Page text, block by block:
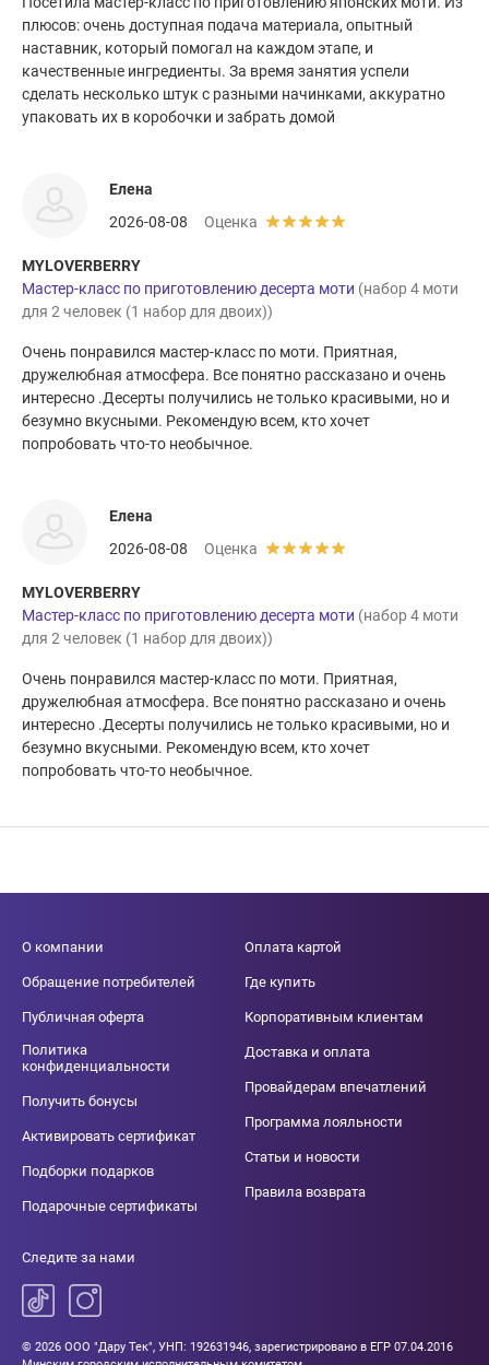
плюсов: очень доступная подача материала, опытный
наставник, который помогал на каждом этапе, и
качественные ингредиенты. За время занятия успели
сделать несколько штук с разными начинками, аккуратно
упаковать их в коробочки и забрать домой
Елена
2026-08-08
Оценка
MYLOVERBERRY
Мастер-класс по приготовлению десерта моти (набор 4 моти
для 2 человек (1 набор для двоих))
Очень понравился мастер-класс по моти. Приятная,
дружелюбная атмосфера. Все понятно рассказано и очень
интересно .Десерты получились не только красивыми, но и
безумно вкусными. Рекомендую всем, кто хочет
попробовать что-то необычное.
Елена
2026-08-08
Оценка
MYLOVERBERRY
Мастер-класс по приготовлению десерта моти (набор 4 моти
для 2 человек (1 набор для двоих))
Очень понравился мастер-класс по моти. Приятная,
дружелюбная атмосфера. Все понятно рассказано и очень
интересно .Десерты получились не только красивыми, но и
безумно вкусными. Рекомендую всем, кто хочет
попробовать что-то необычное.
О компании
Обращение потребителей
Публичная оферта
Политика
конфиденциальности
Получить бонусы
Активировать сертификат
Подборки подарков
Подарочные сертификаты
Оплата картой
Где купить
Корпоративным клиентам
Доставка и оплата
Провайдерам впечатлений
Программа лояльности
Статьи и новости
Правила возврата
Следите за нами
© 2026 ООО "Дару Тек", УНП: 192631946, зарегистрировано в ЕГР 07.04.2016